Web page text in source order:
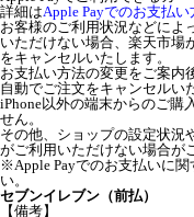
詳細はApple Payでのお支払い
お客様のご利用状況などによ
いただけない場合、楽天市場
をキャンセルいたします。
お支払い方法の変更をご案内
自動でご注文をキャンセルい
iPhone以外の端末からのご購
せん。
その他、ショップの設定状況
がご利用いただけない場合が
※Apple Payでのお支払いに
い。
セブンイレブン（前払）
【備考】